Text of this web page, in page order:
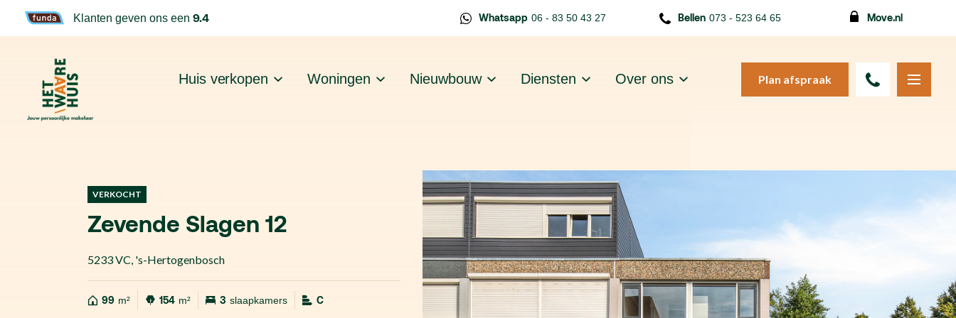
Klanten geven ons een 9.4 Whatsapp 06 - 83 50 43 27 Bellen 073 - 523 64 65 Move.nl
Huis verkopen Woningen Nieuwbouw Diensten Over ons Plan afspraak
VERKOCHT
Zevende Slagen 12
5233 VC, 's-Hertogenbosch
99 m² 154 m² 3 slaapkamers C